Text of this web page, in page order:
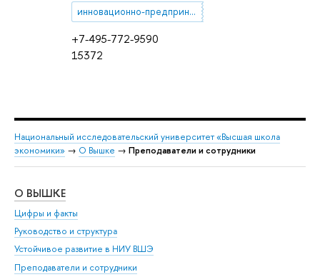
+7-495-772-9590
15372
инновационно-предпринимательская экосистема
Национальный исследовательский университет «Высшая школа
экономики» → О Вышке → Преподаватели и сотрудники
О ВЫШКЕ
Цифры и факты
Руководство и структура
Устойчивое развитие в НИУ ВШЭ
Преподаватели и сотрудники